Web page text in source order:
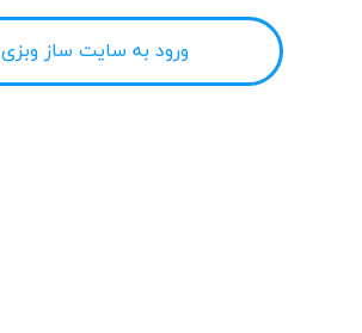
ورود به سایت ساز وبزی